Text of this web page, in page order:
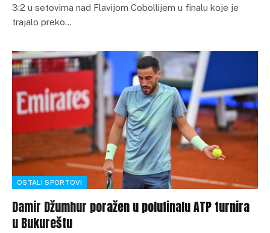
3:2 u setovima nad Flavijom Cobollijem u finalu koje je
trajalo preko…
OSTALI SPORTOVI
Damir Džumhur poražen u polufinalu ATP turnira
u Bukureštu